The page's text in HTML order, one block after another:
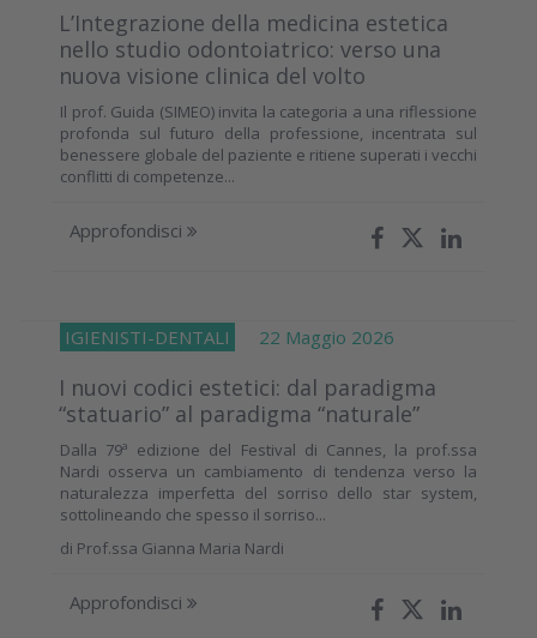
L’Integrazione della medicina estetica
nello studio odontoiatrico: verso una
nuova visione clinica del volto
Il prof. Guida (SIMEO) invita la categoria a una riflessione
profonda sul futuro della professione, incentrata sul
benessere globale del paziente e ritiene superati i vecchi
conflitti di competenze...
Approfondisci
IGIENISTI-DENTALI 22 Maggio 2026
I nuovi codici estetici: dal paradigma
“statuario” al paradigma “naturale”
Dalla 79ª edizione del Festival di Cannes, la prof.ssa
Nardi osserva un cambiamento di tendenza verso la
naturalezza imperfetta del sorriso dello star system,
sottolineando che spesso il sorriso...
di Prof.ssa Gianna Maria Nardi
Approfondisci